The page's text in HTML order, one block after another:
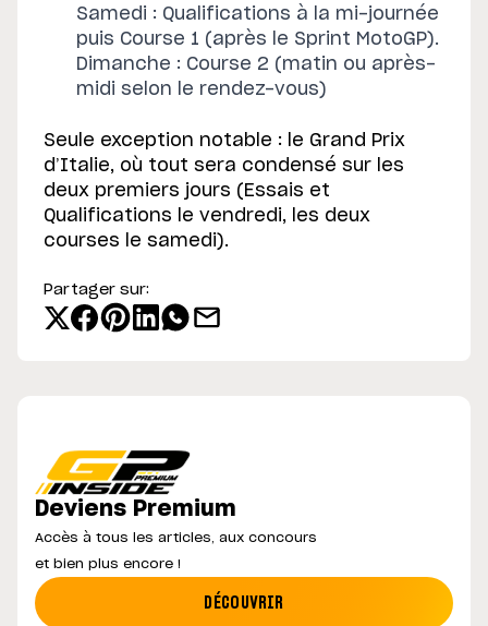
Samedi : Qualifications à la mi-journée
puis Course 1 (après le Sprint MotoGP).
Dimanche : Course 2 (matin ou après-
midi selon le rendez-vous)
Seule exception notable : le Grand Prix
d’Italie, où tout sera condensé sur les
deux premiers jours (Essais et
Qualifications le vendredi, les deux
courses le samedi).
Partager sur:
Deviens Premium
Accès à tous les articles, aux concours
et bien plus encore !
DÉCOUVRIR